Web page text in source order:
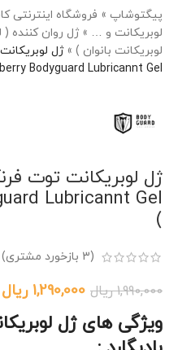
پیگتوشاپ » فروشگاه اینترنتی
لوبریکانت و … » ژل روان کننده (
لوبریکانت بانوان ) »ژل
Bodyguard Lubricannt Gel )
ژل لوبریکانت توت
Lubricannt Gel
)
(
3 بازخورد مشتری)
1,990,000 ریال 1,290,000 ریال
ویژگی های ژل